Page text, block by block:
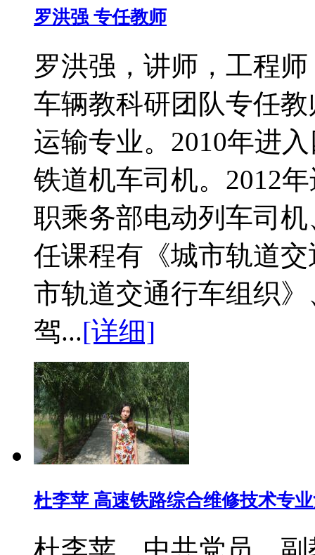
罗洪强 专任教师
罗洪强，讲师，工程
车辆教科研团队专任
运输专业。2010年进
铁道机车司机。2012
职乘务部电动列车司
任课程有《城市轨道
市轨道交通行车组织
驾...[详细]
杜李苹 高速铁路综合维修技术专